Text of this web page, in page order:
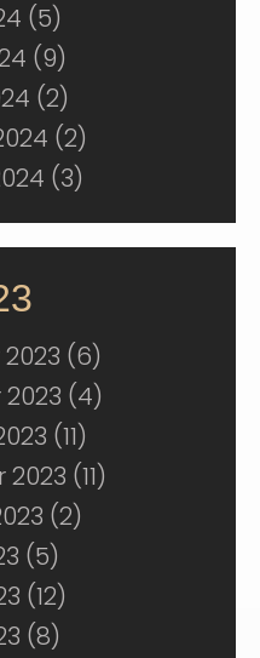
(5)
(9)
(2)
(2)
(3)
(6)
(4)
(11)
(11)
(2)
(5)
(12)
(8)